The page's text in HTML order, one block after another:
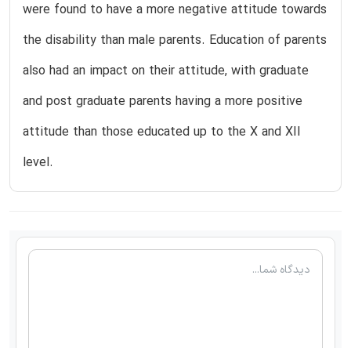
were found to have a more negative attitude towards
the disability than male parents. Education of parents
also had an impact on their attitude, with graduate
and post graduate parents having a more positive
attitude than those educated up to the X and XII
level.